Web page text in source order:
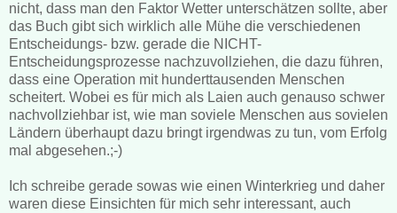
nicht, dass man den Faktor Wetter unterschätzen sollte, aber
das Buch gibt sich wirklich alle Mühe die verschiedenen
Entscheidungs- bzw. gerade die NICHT-
Entscheidungsprozesse nachzuvollziehen, die dazu führen,
dass eine Operation mit hunderttausenden Menschen
scheitert. Wobei es für mich als Laien auch genauso schwer
nachvollziehbar ist, wie man soviele Menschen aus sovielen
Ländern überhaupt dazu bringt irgendwas zu tun, vom Erfolg
mal abgesehen.;-)
Ich schreibe gerade sowas wie einen Winterkrieg und daher
waren diese Einsichten für mich sehr interessant, auch